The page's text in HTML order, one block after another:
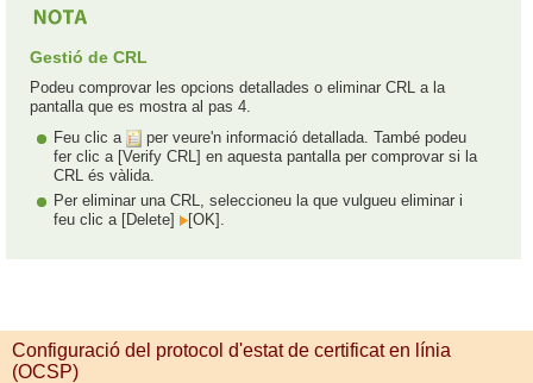
Gestió de CRL
Podeu comprovar les opcions detallades o eliminar CRL a la
pantalla que es mostra al pas 4.
Feu clic a
per veure'n informació detallada. També podeu
fer clic a [Verify CRL] en aquesta pantalla per comprovar si la
CRL és vàlida.
Per eliminar una CRL, seleccioneu la que vulgueu eliminar i
feu clic a [Delete]
[OK].
Configuració del protocol d'estat de certificat en línia
(OCSP)